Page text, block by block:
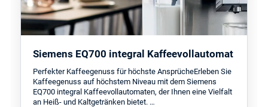
Siemens EQ700 integral Kaffeevollautomat
Perfekter Kaffeegenuss für höchste AnsprücheErleben Sie
Kaffeegenuss auf höchstem Niveau mit dem Siemens
EQ700 integral Kaffeevollautomaten, der Ihnen eine Vielfalt
an Heiß- und Kaltgetränken bietet. …